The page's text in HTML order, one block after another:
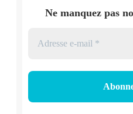
Ne manquez pas